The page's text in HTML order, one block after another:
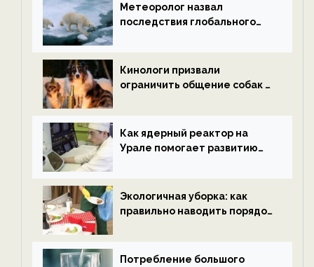
Метеоролог назвал
последствия глобального
ECOportal
Кинологи призвали
ограничить общение собак с
ECOportal
Как ядерный реактор на
Урале помогает развитию
ECOportal
Экологичная уборка: как
правильно наводить порядок
Потребление большого